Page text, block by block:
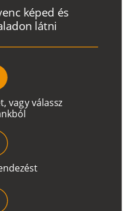
t, vagyválassz
kból
enc képed és
ladon látni
ndezést